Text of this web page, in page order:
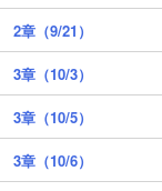
2章（9/21）
3章（10/3）
3章（10/5）
3章（10/6）